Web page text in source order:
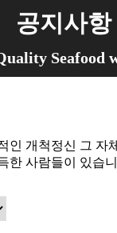
공지사항
Seafood
You are here:
인 개척정신 그 자
한 사람들이 있습